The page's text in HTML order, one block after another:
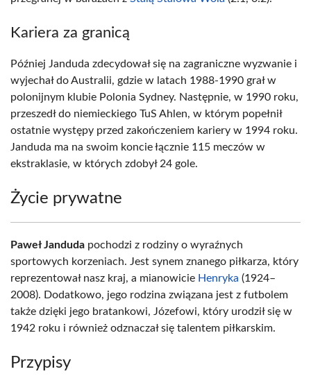
Kariera za granicą
Później Janduda zdecydował się na zagraniczne wyzwanie i
wyjechał do Australii, gdzie w latach 1988-1990 grał w
polonijnym klubie Polonia Sydney. Następnie, w 1990 roku,
przeszedł do niemieckiego TuS Ahlen, w którym popełnił
ostatnie występy przed zakończeniem kariery w 1994 roku.
Janduda ma na swoim koncie łącznie 115 meczów w
ekstraklasie, w których zdobył 24 gole.
Życie prywatne
Paweł Janduda pochodzi z rodziny o wyraźnych
sportowych korzeniach. Jest synem znanego piłkarza, który
reprezentował nasz kraj, a mianowicie Henryka (1924–
2008). Dodatkowo, jego rodzina związana jest z futbolem
także dzięki jego bratankowi, Józefowi, który urodził się w
1942 roku i również odznaczał się talentem piłkarskim.
Przypisy